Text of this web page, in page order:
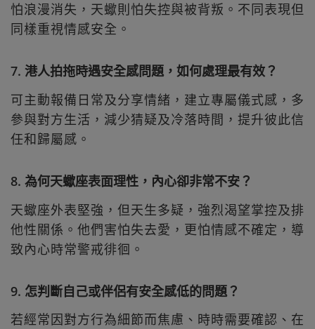
怕浪漫消失，天蠍則怕失控與被背叛。不同表現但
同樣重視情感安全。
7. 港人拍拖時遇安全感問題，如何處理最有效？
可主動報備日常及分享情緒，建立專屬儀式感，多
參與對方生活，減少猜疑及冷落時間，提升彼此信
任和歸屬感。
8. 為何天蠍座表面理性，內心卻非常不安？
天蠍座外表堅強，但天生多疑，強烈渴望掌控及排
他性關係。他們害怕失去愛，更怕情感不確定，導
致內心時常警戒徘徊。
9. 怎判斷自己或伴侶有安全感低的問題？
若經常因對方行為細節而焦慮、時時需要確認、在